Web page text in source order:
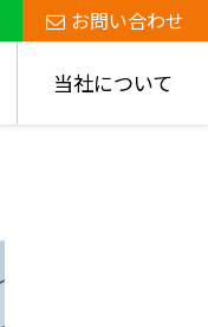
お問い合わせ
当社について